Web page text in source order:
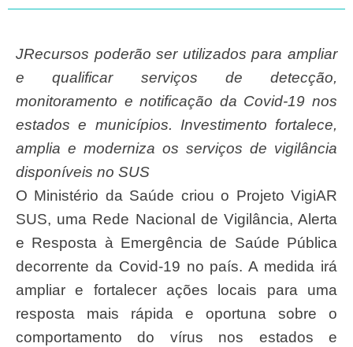
JRecursos poderão ser utilizados para ampliar
e qualificar serviços de detecção,
monitoramento e notificação da Covid-19 nos
estados e municípios. Investimento fortalece,
amplia e moderniza os serviços de vigilância
disponíveis no SUS
O Ministério da Saúde criou o Projeto VigiAR
SUS, uma Rede Nacional de Vigilância, Alerta
e Resposta à Emergência de Saúde Pública
decorrente da Covid-19 no país. A medida irá
ampliar e fortalecer ações locais para uma
resposta mais rápida e oportuna sobre o
comportamento do vírus nos estados e